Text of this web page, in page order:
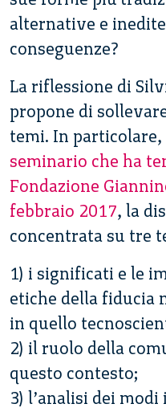
alternative e
conseguenze?
La riflessione di
propone di
temi. In
seminario che ha
Fondazione
febbraio 2017, la
concentrata su tre
1) i significati e le
etiche della fiducia
in quello
2) il ruolo della
questo contesto;
3) l’analisi dei